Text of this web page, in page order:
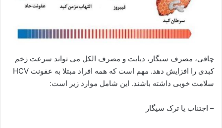
چاقی، مصرف سیگار، دیابت و مصرف الکل می تواند سرعت زخم
کبدی را افزایش دهد. مهم است که همه افراد مبتلا به عفونت HCV
سلامت خوبی داشته باشند. این شامل موارد زیر است:
– اجتناب یا ترک سیگار